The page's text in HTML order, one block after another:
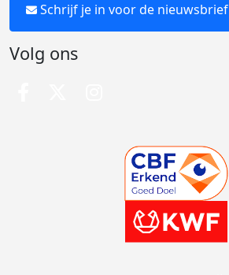
Schrijf je in voor de nieuwsbrief
Volg ons